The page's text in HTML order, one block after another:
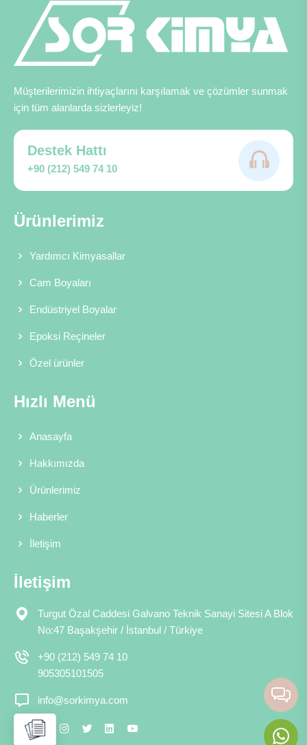
Müşterilerimizin ihtiyaçlarını karşılamak ve çözümler sunmak
için tüm alanlarda sizlerleyiz!
Destek Hattı
+90 (212) 549 74 10
Ürünlerimiz
Yardımcı Kimyasallar
Cam Boyaları
Endüstriyel Boyalar
Epoksi Reçineler
Özel ürünler
Hızlı Menü
Anasayfa
Hakkımızda
Ürünlerimiz
Haberler
İletişim
İletişim
Turgut Özal Caddesi Galvano Teknik Sanayi Sitesi A Blok
No:47 Başakşehir / İstanbul / Türkiye
+90 (212) 549 74 10
905305101505
info@sorkimya.com